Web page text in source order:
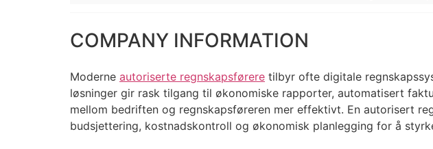
COMPANY INFORMATION
Moderne autoriserte regnskapsførere tilbyr ofte digitale
løsninger gir rask tilgang til økonomiske rapporter, automatisert
mellom bedriften og regnskapsføreren mer effektivt. En autorisert
budsjettering, kostnadskontroll og økonomisk planlegging for å